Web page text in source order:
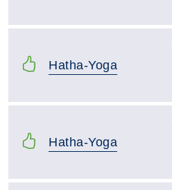
Hatha-Yoga
Hatha-Yoga